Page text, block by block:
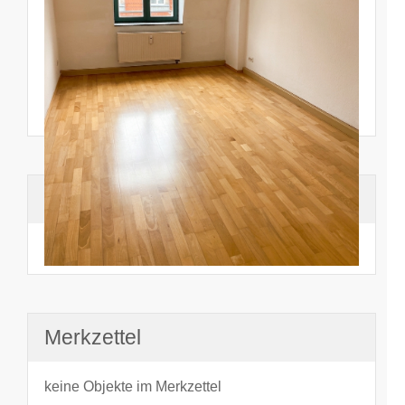
Suchhistorie
noch nichts angesehen
Merkzettel
keine Objekte im Merkzettel